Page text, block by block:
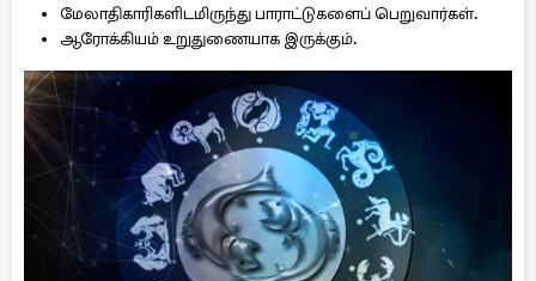
மேலாதிகாரிகளிடமிருந்து பாராட்டுகளைப் பெறுவார்கள்.
ஆரோக்கியம் உறுதுணையாக இருக்கும்.